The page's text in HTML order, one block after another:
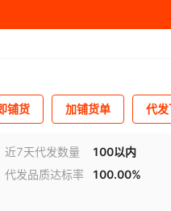
库存 96439个
库存90881个
铺货 加铺货单 代
近7天代发数量
100以内
代发品质达标率
100.00%